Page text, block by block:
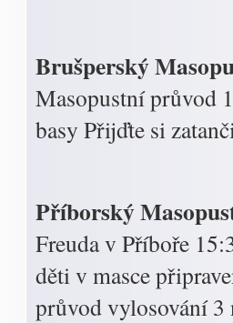
Brušperský
Masopustní průvod
basy Přijďte si
Příborský
Freuda v Příboře
děti v masce
průvod vylosování 3